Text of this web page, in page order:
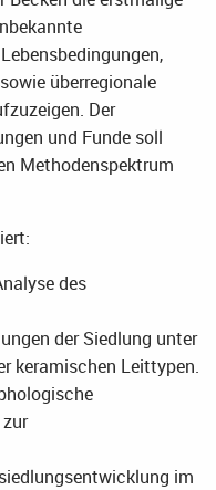
überregionale
Der
und Funde soll
Methodenspektrum
des
der Siedlung unter
keramischen Leittypen.
im